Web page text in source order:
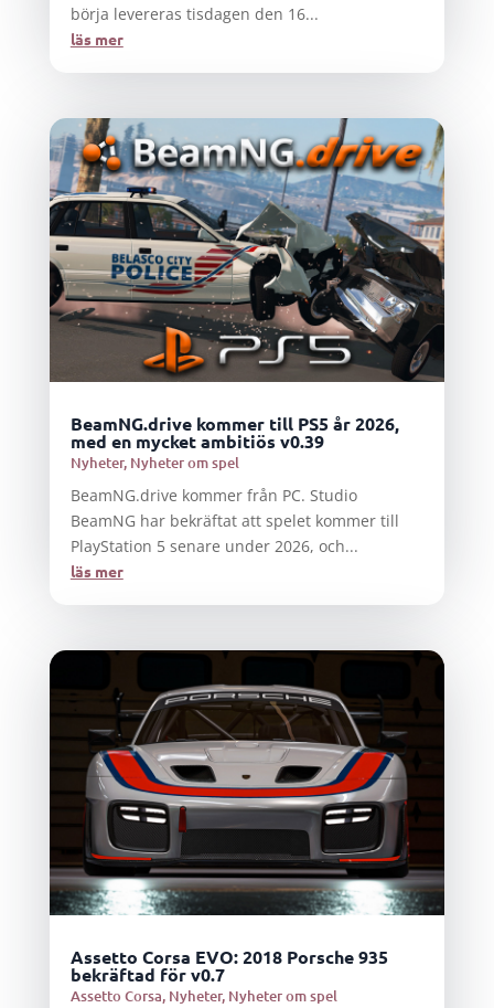
börja levereras tisdagen den 16...
läs mer
BeamNG.drive kommer till PS5 år 2026,
med en mycket ambitiös v0.39
Nyheter, Nyheter om spel
BeamNG.drive kommer från PC. Studio
BeamNG har bekräftat att spelet kommer till
PlayStation 5 senare under 2026, och...
läs mer
Assetto Corsa EVO: 2018 Porsche 935
bekräftad för v0.7
Assetto Corsa, Nyheter, Nyheter om spel